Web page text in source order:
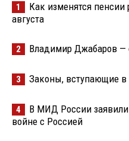
1
Как изменятся пенсии
августа
2 Владимир Джабаров —
3 Законы, вступающие в
4
В МИД России
войне с Россией